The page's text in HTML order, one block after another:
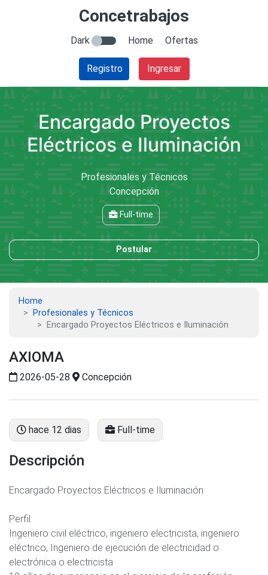
Concetrabajos
Dark Home Ofertas
Registro Ingresar
Encargado Proyectos
Eléctricos e Iluminación
Profesionales y Técnicos
Concepción
Full-time
Postular
Home
Profesionales y Técnicos
Encargado Proyectos Eléctricos e Iluminación
AXIOMA
2026-05-28 Concepción
hace 12 dias Full-time
Descripción
Encargado Proyectos Eléctricos e Iluminación
Perfil:
Ingeniero civil eléctrico, ingeniero electricista, ingeniero
eléctrico, Ingeniero de ejecución de electricidad o
electrónica o electricista